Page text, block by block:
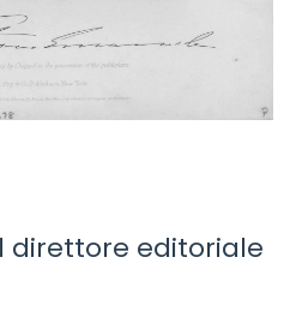
direttore editoriale